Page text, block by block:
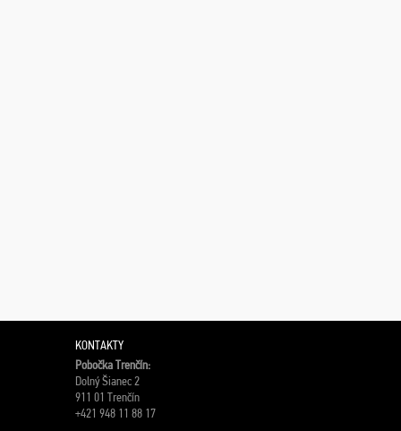
KONTAKTY
Pobočka Trenčín:
Dolný Šianec 2
911 01 Trenčín
+421 948 11 88 17